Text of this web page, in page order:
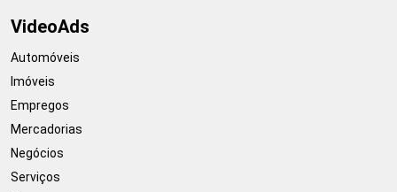
VideoAds
Automóveis
Imóveis
Empregos
Mercadorias
Negócios
Serviços